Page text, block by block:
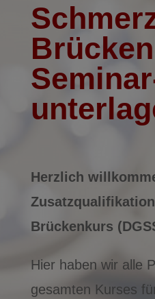
Herzlich
Brückenkurs
Hier haben wir alle
gesamten Kurses